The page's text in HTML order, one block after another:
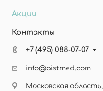
Акции
Контакты
+7 (495) 088-07-07
info@aistmed.com
Московская область,